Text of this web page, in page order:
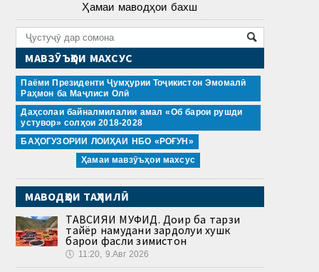
Ҳамаи маводҳои бахш
МАВЗӮЪҲОИ МАХСУС
Паёми Президенти Ҷумҳурии Тоҷикистон Эмомалӣ
Раҳмон ба Маҷлиси Олӣ
Даҳсолаи байналмилалии амал «Об барои рушди
устувор» солҳои 2018-2028
БАҲОГУЗОРИИ ЛОИҲАИ НБО «РОҒУН»
Ҳамаи мавзӯъҳои махсус
МАВОДҲОИ ТАҲЛИЛӢ
ТАВСИЯИ МУФИД. Доир ба тарзи
тайёр намудани зардолуи хушк
барои фасли зимистон
🕔 11:20, 9.Авг 2026